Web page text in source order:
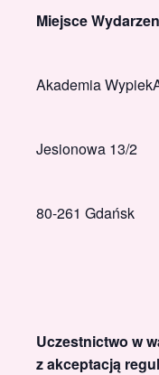
Miejsce
Akademia
Jesionowa 13/2
80-261 Gdańsk
Uczestnictwo w
z akceptacją